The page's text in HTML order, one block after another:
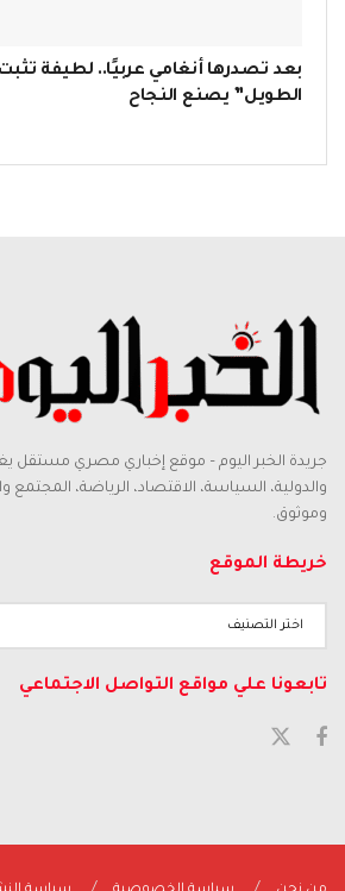
بعد تصدرها أنغامي عربيًا.. لطيفة
الطويل” يصنع النجاح
جريدة الخبر اليوم – موقع إخباري مصري مستقل
والدولية، السياسة، الاقتصاد، الرياضة،
وموثوق.
خريطة الموقع
تابعونا علي مواقع التواصل الاجتماعي